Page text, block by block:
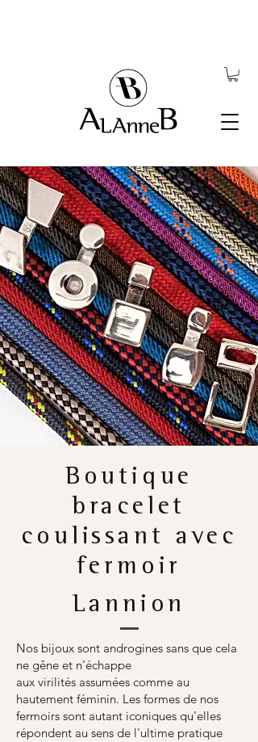
Boutique
bracelet
coulissant avec
fermoir
Lannion
Nos bijoux sont androgines sans que cela
ne gêne et n’échappe
aux virilités assumées comme au
hautement féminin. Les formes de nos
fermoirs sont autant iconiques qu'elles
répondent au sens de l'ultime pratique